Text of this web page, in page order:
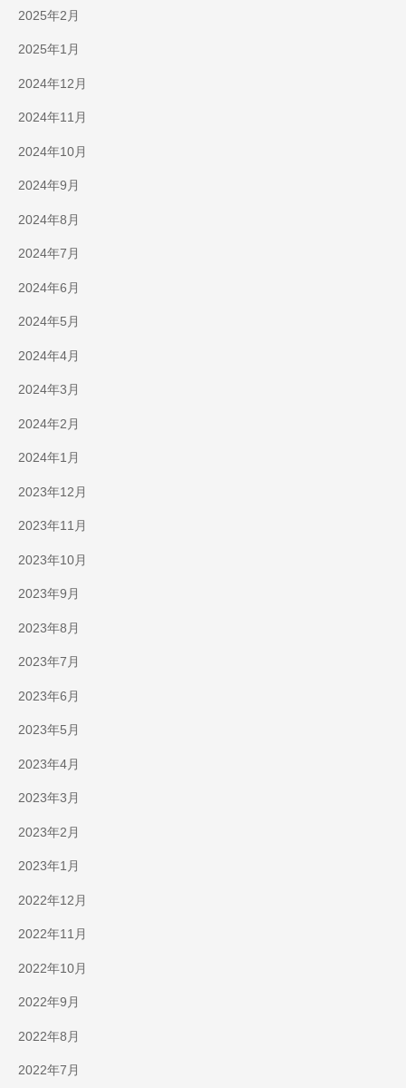
2025年2月
2025年1月
2024年12月
2024年11月
2024年10月
2024年9月
2024年8月
2024年7月
2024年6月
2024年5月
2024年4月
2024年3月
2024年2月
2024年1月
2023年12月
2023年11月
2023年10月
2023年9月
2023年8月
2023年7月
2023年6月
2023年5月
2023年4月
2023年3月
2023年2月
2023年1月
2022年12月
2022年11月
2022年10月
2022年9月
2022年8月
2022年7月